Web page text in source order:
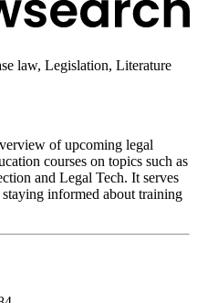
law, Legislation, Literature
of upcoming legal
courses on topics such as
and Legal Tech. It serves
informed about training